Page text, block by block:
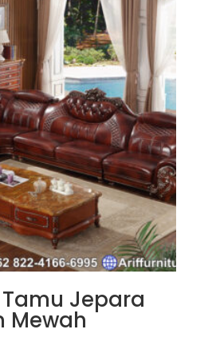
Jepara
Mewah